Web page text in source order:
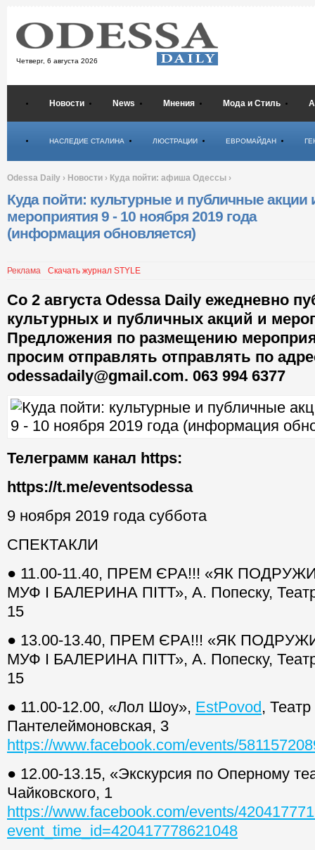
Четверг, 6 августа 2026
Новости News Мнения Мода и Стиль
НАСЛЕДИЕ СТАЛИНА ЛЮСТРАЦИИ ЕВРОМАЙДАН
Odessa Daily › Новости › Куда пойти: афиша Одессы ›
Куда пойти: культурные и публичные акции
мероприятия 9 - 10 ноября 2019 года
(информация обновляется)
Реклама Скачать журнал STYLE
Со 2 августа Odessa Daily ежедневно
культурных и публичных акций и
Предложения по размещению
просим отправлять отправлять по
odessadaily@gmail.com. 063 994 6377
Телеграмм канал https:
https://t.me/eventsodessa
9 ноября 2019 года суббота
СПЕКТАКЛИ
● 11.00-11.40, ПРЕМ ЄРА!!! «ЯК
МУФ І БАЛЕРИНА ПІТТ», А. Попеску,
15
● 13.00-13.40, ПРЕМ ЄРА!!! «ЯК
МУФ І БАЛЕРИНА ПІТТ», А. Попеску,
15
● 11.00-12.00, «Лол Шоу», EstPovod ,
Пантелеймоновская, 3
https://www.facebook.com/events/
● 12.00-13.15, «Экскурсия по Оперному
Чайковского, 1
https://www.facebook.com/events/
event_time_id=420417778621048